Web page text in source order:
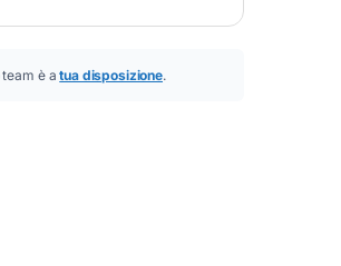
team è atua disposizione.